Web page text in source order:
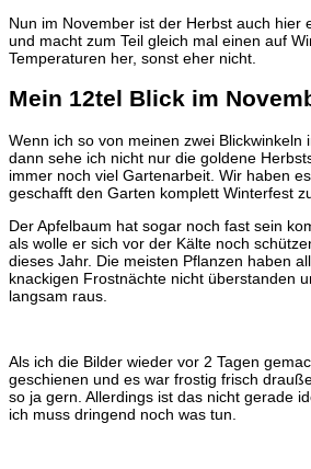
Nun im November ist der Herbst auch hier
und macht zum Teil gleich mal einen auf
Temperaturen her, sonst eher nicht.
Mein 12tel Blick im
Wenn ich so von meinen zwei Blickwinkeln
dann sehe ich nicht nur die goldene
immer noch viel Gartenarbeit. Wir haben
geschafft den Garten komplett Winterfest
Der Apfelbaum hat sogar noch fast sein
als wolle er sich vor der Kälte noch
dieses Jahr. Die meisten Pflanzen haben
knackigen Frostnächte nicht überstanden
langsam raus.
Als ich die Bilder wieder vor 2 Tagen
geschienen und es war frostig frisch
so ja gern. Allerdings ist das nicht gerade
ich muss dringend noch was tun.